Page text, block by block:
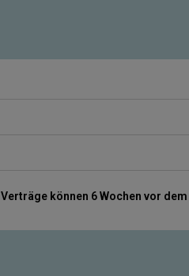
Verträge können 6 Wochen vor